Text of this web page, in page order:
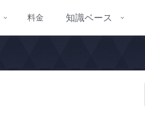
料金 知識ベース